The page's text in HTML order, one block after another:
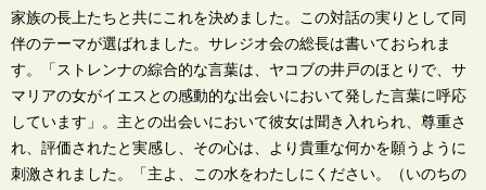
家族の長上たちと共にこれを決めました。この対話の実りとして同
伴のテーマが選ばれました。サレジオ会の総長は書いておられま
す。「ストレンナの綜合的な言葉は、ヤコブの井戸のほとりで、サ
マリアの女がイエスとの感動的な出会いにおいて発した言葉に呼応
しています」。主との出会いにおいて彼女は聞き入れられ、尊重さ
れ、評価されたと実感し、その心は、より貴重な何かを願うように
刺激されました。「主よ、この水をわたしにください。（いのちの